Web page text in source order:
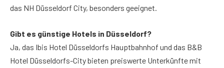
das NH Düsseldorf City, besonders geeignet.
Gibt es günstige Hotels in Düsseldorf?
Ja, das Ibis Hotel Düsseldorfs Hauptbahnhof und das B&B
Hotel Düsseldorfs-City bieten preiswerte Unterkünfte mit